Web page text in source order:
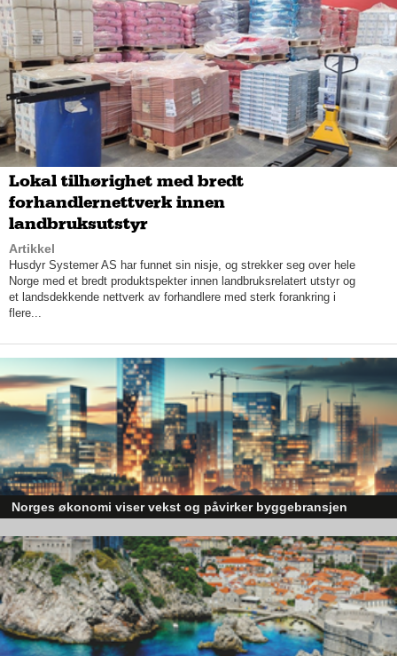
Kunden kan selvsagt også få service på hengerne, forklarer
han.
Lokal tilhørighet med bredt
forhandlernettverk innen
landbruksutstyr
Artikkel
Husdyr Systemer AS har funnet sin nisje, og strekker seg over hele
Norge med et bredt produktspekter innen landbruksrelatert utstyr og
et landsdekkende nettverk av forhandlere med sterk forankring i
flere...
Norges økonomi viser vekst og påvirker byggebransjen
skaper optimisme på tvers av ulike sektorer. Byggebransjen er spesielt
posisjonert til å dra nytte av denne økonomiske oppgangen.